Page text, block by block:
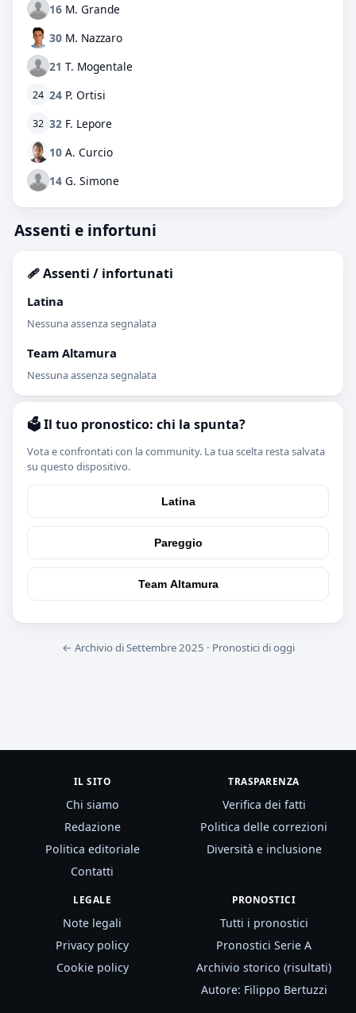
16 M. Grande
30 M. Nazzaro
21 T. Mogentale
24 24 P. Ortisi
32 32 F. Lepore
10 A. Curcio
14 G. Simone
Assenti e infortuni
🩹 Assenti / infortunati
Latina
Nessuna assenza segnalata
Team Altamura
Nessuna assenza segnalata
🗳️ Il tuo pronostico: chi la spunta?
Vota e confrontati con la community. La tua scelta resta salvata
su questo dispositivo.
Latina
Pareggio
Team Altamura
← Archivio di Settembre 2025 · Pronostici di oggi
IL SITO
Chi siamo
Redazione
Politica editoriale
Contatti
TRASPARENZA
Verifica dei fatti
Politica delle correzioni
Diversità e inclusione
LEGALE
Note legali
Privacy policy
Cookie policy
PRONOSTICI
Tutti i pronostici
Pronostici Serie A
Archivio storico (risultati)
Autore: Filippo Bertuzzi